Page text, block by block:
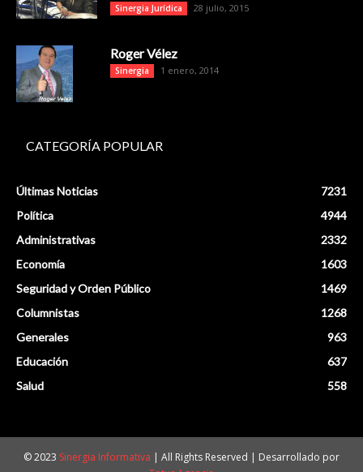
Sinergia Jurídica 28 julio, 2015
Roger Vélez
Sinergia 1 enero, 2014
CATEGORÍA POPULAR
Últimas Noticias
7231
Política
4944
Administrativas
2332
Economía
1603
Seguridad y Orden Público
1469
Columnistas
1268
Generales
963
Educación
637
Salud
558
© 2023 Sinergia Informativa | All Rights Reserved | Desarrollado por